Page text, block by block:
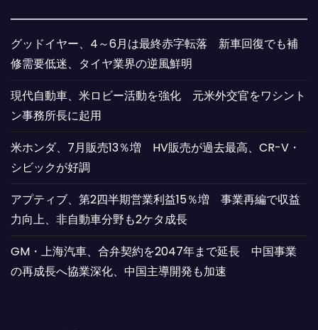
グッドイヤー、4～6月は最終赤字転落 新車回復でも補
修需要低迷、タイヤ業界の逆風鮮明
現代自動車、米ロビー活動を強化 元米外交官をワシント
ン事務所長に起用
米ホンダ、7月販売13％増 HV販売が過去最高、CR-V・
シビックが好調
アプティブ、第2四半期営業利益15％増 事業再編で収益
力向上、非自動車分野も2ケタ成長
GM・上海汽車、合弁契約を2047年まで延長 中国事業
の再成長へ協業深化、中国主導開発も加速